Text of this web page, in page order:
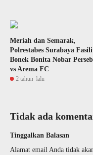
Meriah dan Semarak,
Polrestabes Surabaya
Bonek Bonita Nobar
vs Arema FC
2 tahun lalu
Tidak ada
Tinggalkan Balasan
Alamat email Anda tidak